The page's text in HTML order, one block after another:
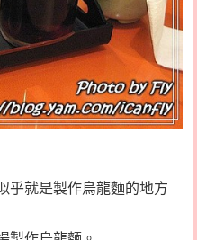
乎就是製作烏龍麵的地方